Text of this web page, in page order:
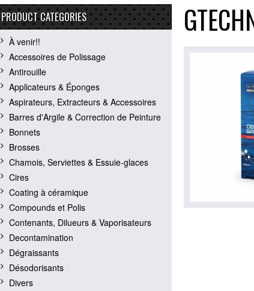
PRODUCT CATEGORIES
À venir!!
Accessoires de Polissage
Antirouille
Applicateurs & Éponges
Aspirateurs, Extracteurs & Accessoires
Barres d'Argile & Correction de Peinture
Bonnets
Brosses
Chamois, Serviettes & Essuie-glaces
Cires
Coating à céramique
Compounds et Polis
Contenants, Dilueurs & Vaporisateurs
Decontamination
Dégraissants
Désodorisants
Divers